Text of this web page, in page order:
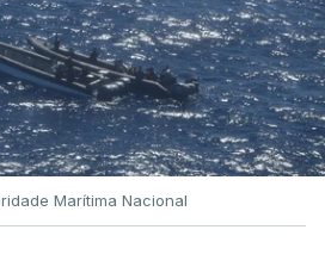
Marítima Nacional